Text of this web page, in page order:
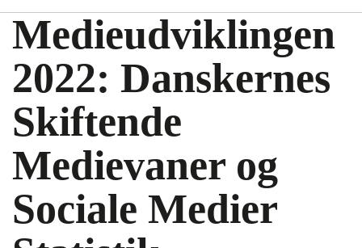
Medieudviklingen
2022: Danskernes
Skiftende
Medievaner og
Sociale Medier